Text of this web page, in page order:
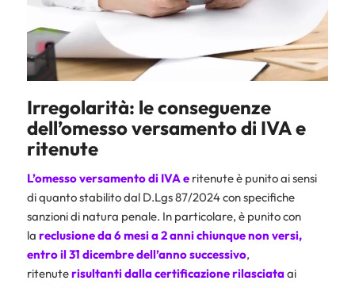
Irregolarità: le conseguenze
dell’omesso versamento di IVA e
ritenute
L’omesso versamento di IVA eritenute è punito ai sensi
di quanto stabilito dal D.Lgs 87/2024 con specifiche
sanzioni di natura penale. In particolare, è punito con
la reclusione da 6 mesi a 2 annichiunque non versi,
entro il 31 dicembre dell’anno successivo,
ritenuterisultanti dalla certificazione rilasciataai